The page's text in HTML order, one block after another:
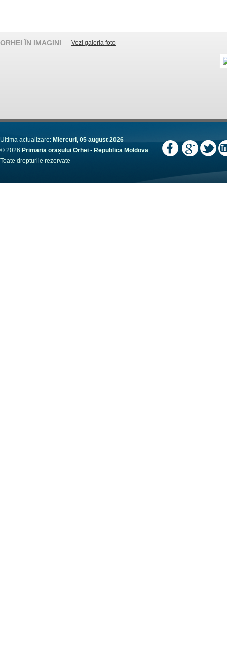
ORHEI ÎN IMAGINI Vezi galeria foto
Ultima actualizare: Miercuri, 05 august 2026
© 2026 Primaria orașului Orhei - Republica Moldova
Toate drepturile rezervate